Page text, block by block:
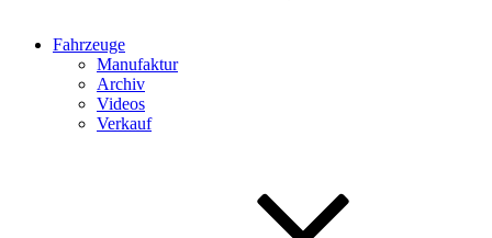
Fahrzeuge
Manufaktur
Archiv
Videos
Verkauf